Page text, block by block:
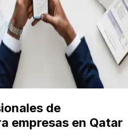
de
empresas en Qatar